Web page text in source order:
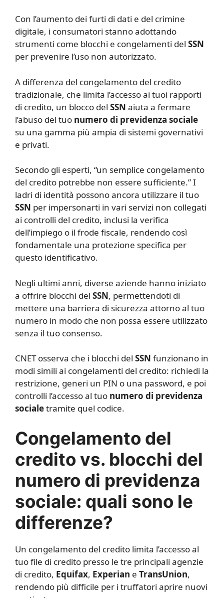
Con l’aumento dei furti di dati e del crimine
digitale, i consumatori stanno adottando
strumenti come blocchi e congelamenti del SSN
per prevenire l’uso non autorizzato.
A differenza del congelamento del credito
tradizionale, che limita l’accesso ai tuoi rapporti
di credito, un blocco del SSN aiuta a fermare
l’abuso del tuo numero di previdenza sociale
su una gamma più ampia di sistemi governativi
e privati.
Secondo gli esperti, “un semplice congelamento
del credito potrebbe non essere sufficiente.” I
ladri di identità possono ancora utilizzare il tuo
SSN per impersonarti in vari servizi non collegati
ai controlli del credito, inclusi la verifica
dell’impiego o il frode fiscale, rendendo così
fondamentale una protezione specifica per
questo identificativo.
Negli ultimi anni, diverse aziende hanno iniziato
a offrire blocchi del SSN, permettendoti di
mettere una barriera di sicurezza attorno al tuo
numero in modo che non possa essere utilizzato
senza il tuo consenso.
CNET osserva che i blocchi del SSN funzionano in
modi simili ai congelamenti del credito: richiedi la
restrizione, generi un PIN o una password, e poi
controlli l’accesso al tuo numero di previdenza
socialetramite quel codice.
Congelamento del
credito vs. blocchi del
numero di previdenza
sociale: quali sono le
differenze?
Un congelamento del credito limita l’accesso al
tuo file di credito presso le tre principali agenzie
di credito, Equifax, Experian e TransUnion,
rendendo più difficile per i truffatori aprire nuovi